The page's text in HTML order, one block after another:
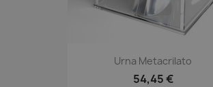
Urna Metacrilato
54,45 €